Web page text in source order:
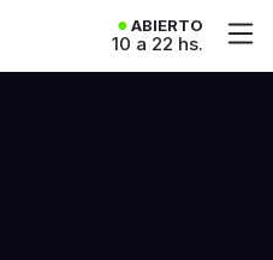
ABIERTO
10 a 22 hs.